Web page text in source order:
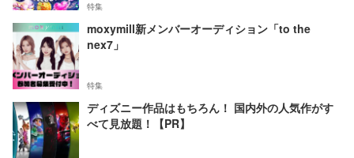
特集
moxymill新メンバーオーディション「to the
nex7」
特集
ディズニー作品はもちろん！ 国内外の人気作がす
べて見放題！【PR】